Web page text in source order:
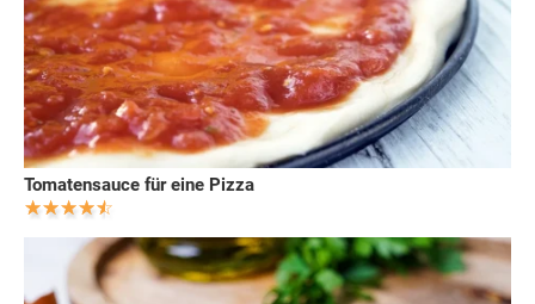
Tomatensauce für eine Pizza